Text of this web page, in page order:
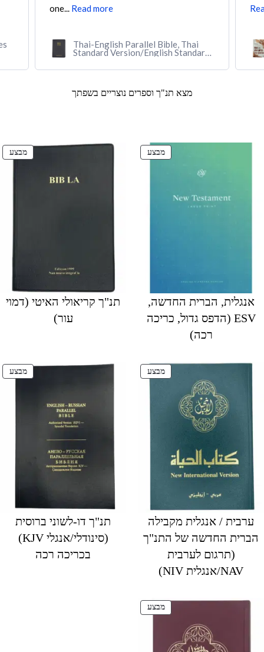
one... Read more
Thai-English Parallel Bible, Thai
Standard Version/English Standard
מצא תנ"ך וספרים נוצריים בשפתך
מבצעמוצרים
במבצע
אנגלית, הברית החדשה,
ESV (הדפס גדול, כריכה
רכה)
מבצע
תנ"ך קריאולי האיטי (דמוי
עור)
מבצעמוצרים
במבצע
ערבית / אנגלית מקבילה
הברית החדשה של התנ"ך
(תרגום לערבית
NAV/אנגלית NIV)
מבצע
תנ"ך דו-לשוני ברוסית
(סינודלי/אנגלי KJV)
בכריכה רכה
מבצעמוצרים
במבצע